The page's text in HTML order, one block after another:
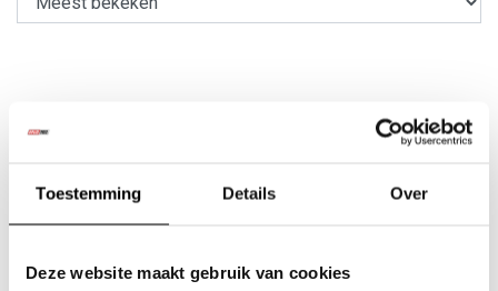
Toestemming Details Over
Deze website maakt gebruik van cookies